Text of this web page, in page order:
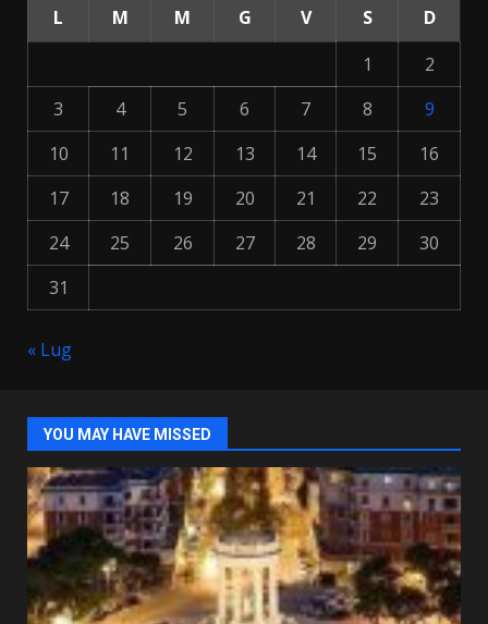
L M M G V S
D
1
2
3
4 5 6 7 8
9
10
11 12 13 14 15
16
17
18 19 20 21 22
23
24
25 26 27 28 29
30
31
« Lug
YOU MAY HAVE MISSED